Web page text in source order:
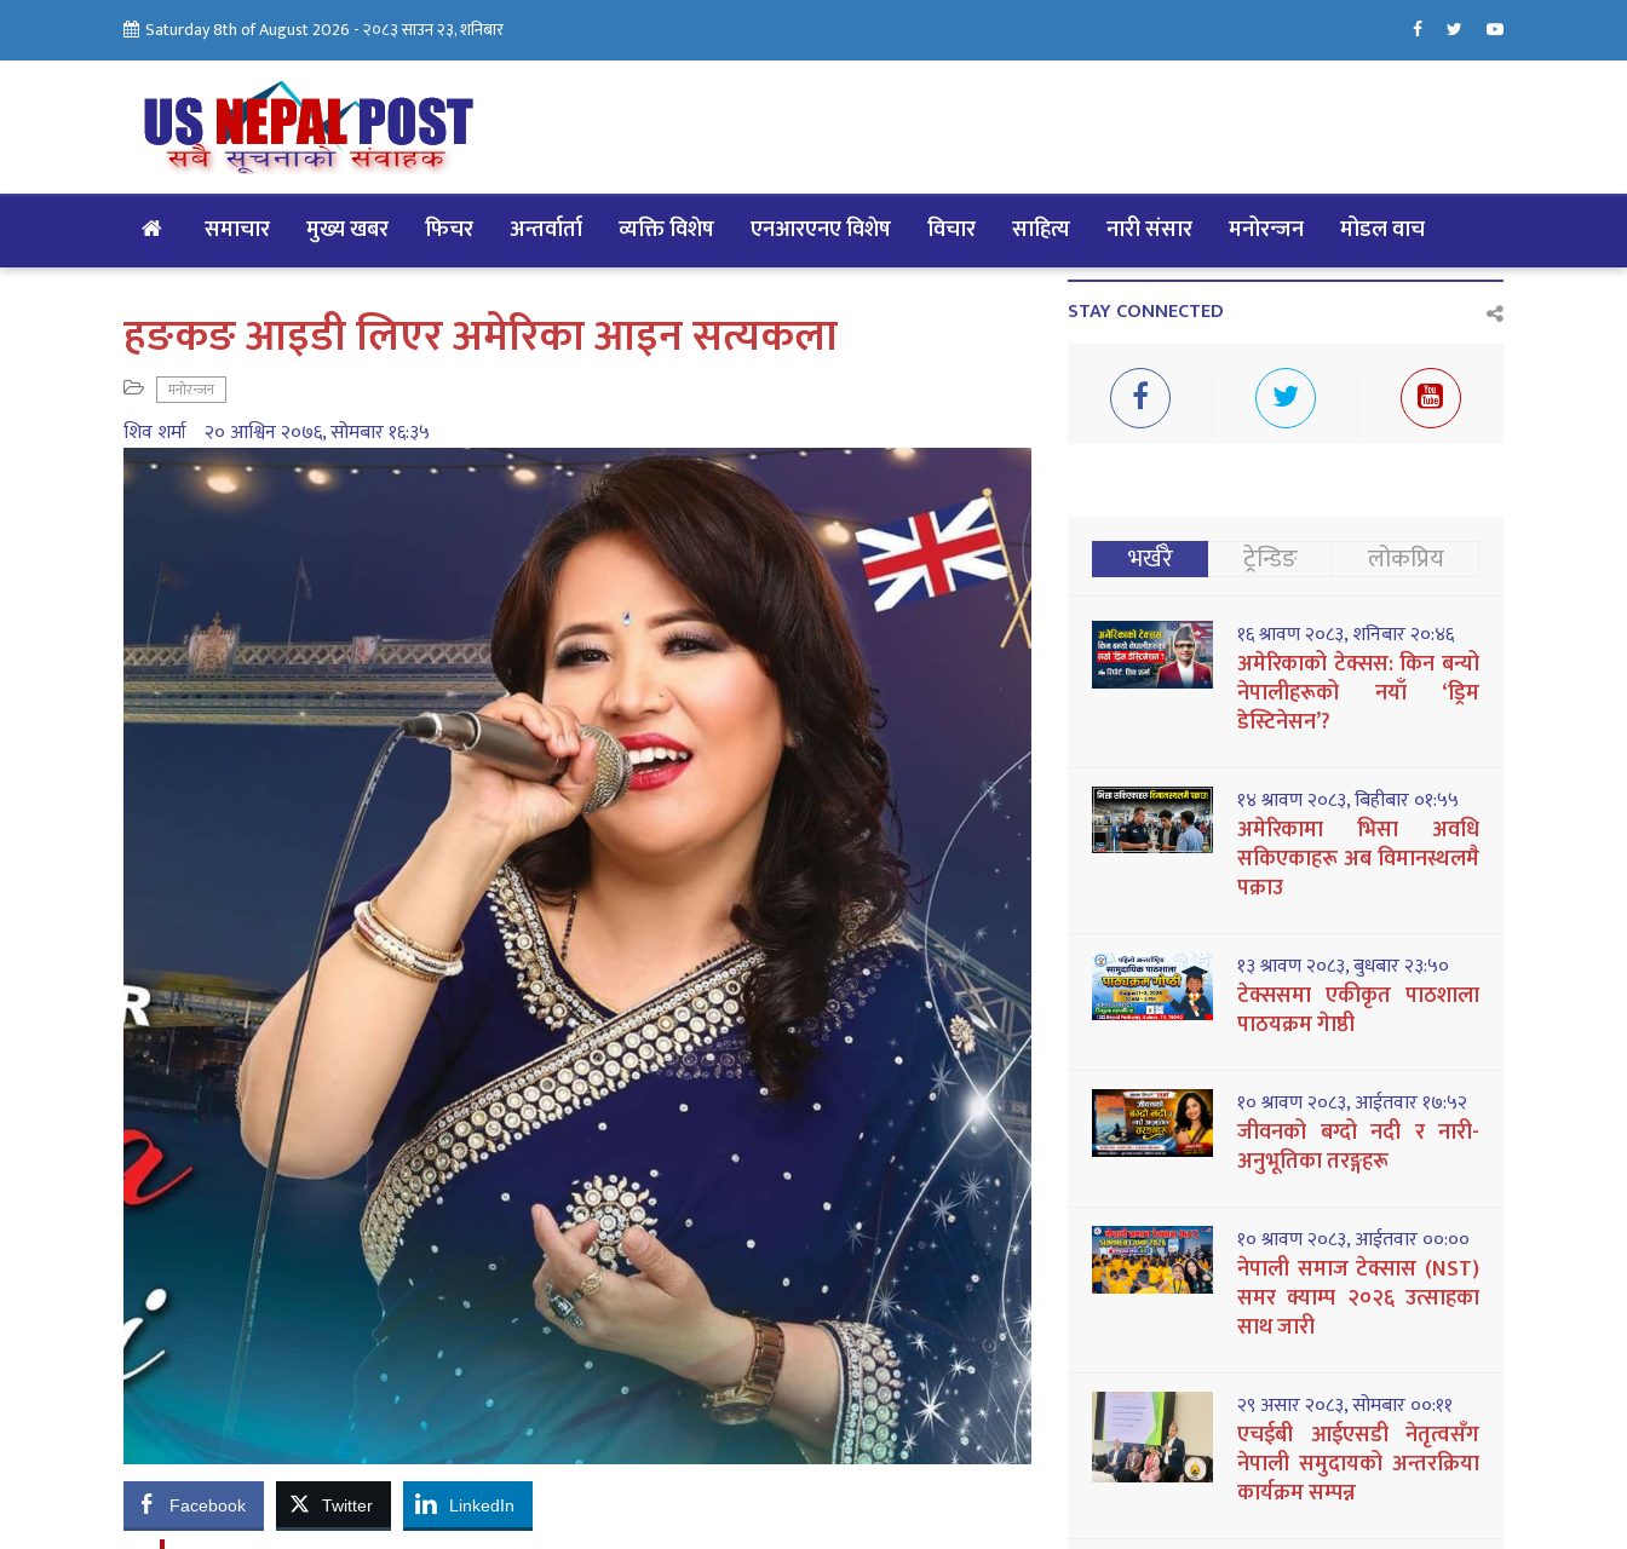
Saturday 8th of August 2026 -२०८३ साउन २३, शनिबार
समाचार मुख्य खबर फिचर अन्तर्वार्ता व्यक्ति विशेष एनआरएनए विशेष विचार साहित्य नारी संसार मनोरन्जन मोडल वाच
हङकङ आइडी लिएर अमेरिका आइन सत्यकला
मनोरन्जन
शिव शर्मा २० आश्विन २०७६, सोमबार १६:३५
Facebook Twitter LinkedIn
STAY CONNECTED
भर्खरै ट्रेन्डिङ लोकप्रिय
१६ श्रावण २०८३, शनिबार २०:४६
अमेरिकाको टेक्सस: किन बन्यो
नेपालीहरूको नयाँ ‘ड्रिम
डेस्टिनेसन’?
१४ श्रावण २०८३, बिहीबार ०१:५५
अमेरिकामा भिसा अवधि
सकिएकाहरू अब विमानस्थलमै
पक्राउ
१३ श्रावण २०८३, बुधबार २३:५०
टेक्ससमा एकीकृत पाठशाला
पाठयक्रम गेाष्ठी
१० श्रावण २०८३, आईतवार १७:५२
जीवनको बग्दो नदी र नारी-
अनुभूतिका तरङ्गहरू
१० श्रावण २०८३, आईतवार ००:००
नेपाली समाज टेक्सास (NST)
समर क्याम्प २०२६ उत्साहका
साथ जारी
२९ असार २०८३, सोमबार ००:११
एचईबी आईएसडी नेतृत्वसँग
नेपाली समुदायको अन्तरक्रिया
कार्यक्रम सम्पन्न